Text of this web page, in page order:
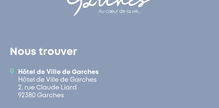
Nous trouver
Hôtel de Ville de Garches
Hôtel de Ville de Garches
2, rue Claude Liard
92380 Garches